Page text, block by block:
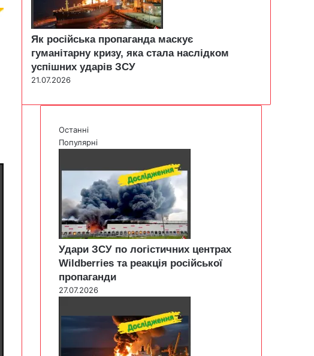
Як російська пропаганда маскує
гуманітарну кризу, яка стала наслідком
успішних ударів ЗСУ
21.07.2026
Останні
Популярні
Удари ЗСУ по логістичних центрах
Wildberries та реакція російської
пропаганди
27.07.2026